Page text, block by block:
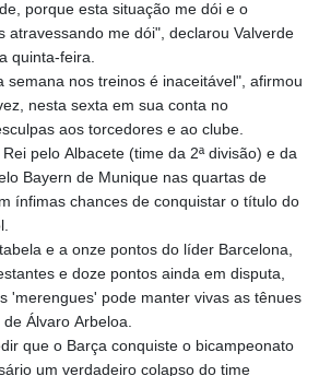
porque esta situação me dói e o
atravessando me dói", declarou Valverde
quinta-feira.
semana nos treinos é inaceitável", afirmou
nesta sexta em sua conta no
aos torcedores e ao clube.
pelo Albacete (time da 2ª divisão) e da
Bayern de Munique nas quartas de
ínfimas chances de conquistar o título do
e a onze pontos do líder Barcelona,
e doze pontos ainda em disputa,
'merengues' pode manter vivas as tênues
Álvaro Arbeloa.
que o Barça conquiste o bicampeonato
um verdadeiro colapso do time